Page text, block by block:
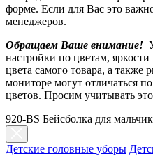
форме. Если для Вас это
менеджеров.
Обращаем Ваше внимание!
настройки по цветам,
цвета самого товара, а
мониторе могут отличаться
цветов. Просим учитывать
920-BS Бейсболка для
Детские головные уборы